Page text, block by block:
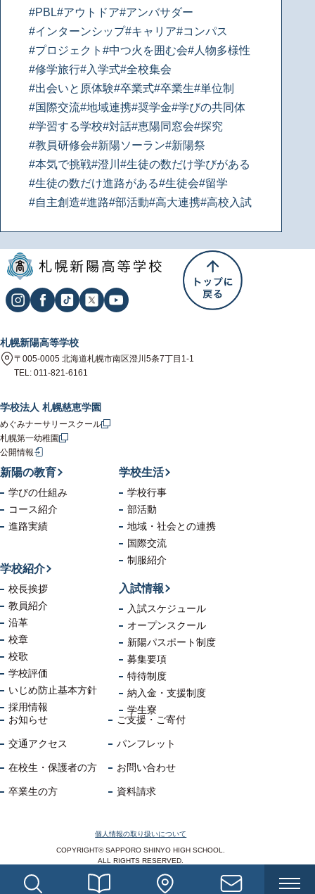
#PBL#アウトドア#アンバサダー
#インターンシップ#キャリア#コンパス
#プロジェクト #中つ火を囲む会#人物多様性
#修学旅行#入学式#全校集会
#出会いと原体験#卒業式#卒業生#単位制
#国際交流#地域連携#奨学金#学びの共同体
#学習する学校#対話#恵陽同窓会#探究
#教員研修会#新陽ソーラン#新陽祭
#本気で挑戦#澄川 #生徒の数だけ学びがある
#生徒の数だけ進路がある#生徒会#留学
#自主創造#進路#部活動#高大連携#高校入試
札幌新陽高等学校
〒005-0005 北海道札幌市南区澄川5条7丁目1-1
TEL: 011-821-6161
学校法人 札幌慈恵学園
めぐみナーサリースクール
札幌第一幼稚園
公開情報
新陽の教育
学びの仕組み
コース紹介
進路実績
学校生活
学校行事
部活動
地域・社会との連携
国際交流
制服紹介
学校紹介
校長挨拶
教員紹介
沿革
校章
校歌
学校評価
いじめ防止基本方針
採用情報
入試情報
入試スケジュール
オープンスクール
新陽パスポート制度
募集要項
特待制度
納入金・支援制度
学生寮
お知らせ
交通アクセス
在校生・保護者の方
卒業生の方
ご支援・ご寄付
パンフレット
お問い合わせ
資料請求
個人情報の取り扱いについて
COPYRIGHT© SAPPORO SHINYO HIGH SCHOOL.
ALL RIGHTS RESERVED.